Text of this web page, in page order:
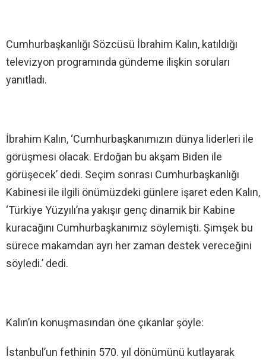
Cumhurbaşkanlığı Sözcüsü İbrahim Kalın, katıldığı
televizyon programında gündeme ilişkin soruları
yanıtladı.
İbrahim Kalın, ‘Cumhurbaşkanımızın dünya liderleri ile
görüşmesi olacak. Erdoğan bu akşam Biden ile
görüşecek’ dedi. Seçim sonrası Cumhurbaşkanlığı
Kabinesi ile ilgili önümüzdeki günlere işaret eden Kalın,
‘Türkiye Yüzyılı’na yakışır genç dinamik bir Kabine
kuracağını Cumhurbaşkanımız söylemişti. Şimşek bu
sürece makamdan ayrı her zaman destek vereceğini
söyledi.’ dedi.
Kalın’ın konuşmasından öne çıkanlar şöyle:
İstanbul’un fethinin 570. yıl dönümünü kutlayarak